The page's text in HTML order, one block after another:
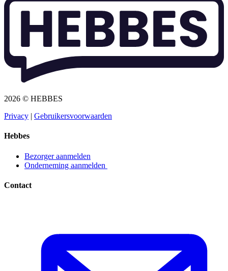
2026 © HEBBES
Privacy​​​​‌ ‍ ​‍​‍‌‍ ‌ ​‍‌‍‍‌‌‍‌ ‌‍‍‌‌‍ ‍​‍​‍​ ‍‍​‍​‍‌ ​ ‌‍​‌‌‍ ‍‌‍‍‌‌ ‌​‌ ‍‌​‍ ‍‌‍‍‌‌‍ ​‍​‍​‍ ​​‍​‍‌‍‍​‌ ​‍‌‍‌‌‌‍‌‍​‍​‍​ ‍‍​‍​‍‌‍‍​‌ ‌​‌ ‌​‌ ​​​ ‍‍​‍ ​‍ ‌‍ ​‌‍ ‌‍​ ‌‍​‌‌‍ ​‌‍‍​‌‍ ‌ ​ ‌ ‌​​ ‍‍​ ​ ​ ​ ​ ​ ​ ​ ​‍ ‌‍‍‌‌‍ ‍‌ ‌​‌‍‌‌‌‍ ‍‌ ‌​​‍ ‌‍‌‌‌‍‌​‌‍‍‌‌ ‌​​‍ ‌‍ ‌‌‍ ‌‍‌​‌‍‌‌​ ‌‌ ​​‌ ​‍‌‍‌‌‌ ​ ‌‍‌‌‌‍ ‍‌ ‌​‌‍​‌‌ ‌​‌‍‍‌‌‍ ‌‍ ‍​ ‍ ‌‍‍‌‌‍‌​​ ‌‌‍‌ ‌‍ ​‌‍ ‌‍​‍‌‍​‌‌‍ ​​ ‍ ‌ ‌​‌ ‍‌‌ ​​‌‍‌‌​ ‌‌‍‌ ‌‍ ​‌‍ ‌‍​‍‌‍​‌‌‍ ​​ ‍ ‌ ​​‌‍​‌‌ ‌​‌‍‍​​ ‌‌‍‌‍‌‍ ‌‍ ‌ ‌​‌‍‌‌‌ ​‍​‍ ‍‌‍ ​‌‍‌‌‌‍‌ ‌‍​‌‌‍ ​​‍‌‌​ ‌‌‌​​‍‌‌ ‌‍‍ ‌‍‌‌‌ ‍‌​‍‌‌​ ​ ‌​‌​​‍‌‌​ ​ ‌​‌​​‍‌‌​ ​‍​ ​‍​ ​‌​ ‍​‌‍‌‌​ ‌‍‌‍‌​‌‍‌‌‌‍‌‌​ ‌‍​ ​ ​ ‍‌​ ‌‌​ ‌​​‍‌‌​ ​‍​ ​‍​‍‌‌​ ‌‌‌​‌​​‍ ‍‌‍ ​‌‍​‌‌‍​‍‌‍‌‌‌‍ ​​ ‌‍​‍‌‍​‌‌ ​ ‌‍‌‌‌‌‌‌‌ ​‍‌‍ ​​ ‌‌‍‍​‌ ‌​‌ ‌​‌ ​​​‍‌‌​ ​ ‌​​‌​‍‌‌​ ​‍‌​‌‍​‍‌‌​ ​‍‌​‌‍‌‍ ​‌‍ ‌‍​ ‌‍​‌‌‍ ​‌‍‍​‌‍ ‌ ​ ‌ ‌​​‍‌‌​ ​ ‌​​‌​ ​ ​ ​ ​ ​ ​ ​ ​‍‌‍‌‍‍‌‌‍‌​​ ‌‌‍‌ ‌‍ ​‌‍ ‌‍​‍‌‍​‌‌‍ ​​‍‌‍‌ ‌​‌ ‍‌‌ ​​‌‍‌‌​ ‌‌‍‌ ‌‍ ​‌‍ ‌‍​‍‌‍​‌‌‍ ​​‍‌‍‌ ​​‌‍​‌‌ ‌​‌‍‍​​ ‌‌‍‌‍‌‍ ‌‍ ‌ ‌​‌‍‌‌‌ ​‍​‍ ‍‌‍ ​‌‍‌‌‌‍‌ ‌‍​‌‌‍ ​​‍‌‌​ ‌‌‌​​‍‌‌ ‌‍‍ ‌‍‌‌‌ ‍‌​‍‌‌​ ​ ‌​‌​​‍‌‌​ ​ ‌​‌​​‍‌‌​ ​‍​ ​‍​ ​‌​ ‍​‌‍‌‌​ ‌‍‌‍‌​‌‍‌‌‌‍‌‌​ ‌‍​ ​ ​ ‍‌​ ‌‌​ ‌​​‍‌‌​ ​‍​ ​‍​‍‌‌​ ‌‌‌​‌​​‍ ‍‌‍ ​‌‍​‌‌‍​‍‌‍‌‌‌‍ ​​‍‌‍‌ ​​‌‍‌‌‌ ​‍‌ ​ ‌ ​​‌‍‌‌‌‍​ ‌ ‌​‌‍‍‌‌ ‌‍‌‍‌‌​ ‌‌ ​​‌ ‌‌‌‍​‍‌‍ ​‌‍‍‌‌ ​ ‌‍‍​‌‍‌‌‌‍‌​​‍​‍‌ ‌ | Gebruikersvoorwaarden​​​​‌ ‍ ​‍​‍‌‍ ‌ ​‍‌‍‍‌‌‍‌ ‌‍‍‌‌‍ ‍​‍​‍​ ‍‍​‍​‍‌ ​ ‌‍​‌‌‍ ‍‌‍‍‌‌ ‌​‌ ‍‌​‍ ‍‌‍‍‌‌‍ ​‍​‍​‍ ​​‍​‍‌‍‍​‌ ​‍‌‍‌‌‌‍‌‍​‍​‍​ ‍‍​‍​‍‌‍‍​‌ ‌​‌ ‌​‌ ​​​ ‍‍​‍ ​‍ ‌‍ ​‌‍ ‌‍​ ‌‍​‌‌‍ ​‌‍‍​‌‍ ‌ ​ ‌ ‌​​ ‍‍​ ​ ​ ​ ​ ​ ​ ​ ​‍ ‌‍‍‌‌‍ ‍‌ ‌​‌‍‌‌‌‍ ‍‌ ‌​​‍ ‌‍‌‌‌‍‌​‌‍‍‌‌ ‌​​‍ ‌‍ ‌‌‍ ‌‍‌​‌‍‌‌​ ‌‌ ​​‌ ​‍‌‍‌‌‌ ​ ‌‍‌‌‌‍ ‍‌ ‌​‌‍​‌‌ ‌​‌‍‍‌‌‍ ‌‍ ‍​ ‍ ‌‍‍‌‌‍‌​​ ‌‌‍‌ ‌‍ ​‌‍ ‌‍​‍‌‍​‌‌‍ ​​ ‍ ‌ ‌​‌ ‍‌‌ ​​‌‍‌‌​ ‌‌‍‌ ‌‍ ​‌‍ ‌‍​‍‌‍​‌‌‍ ​​ ‍ ‌ ​​‌‍​‌‌ ‌​‌‍‍​​ ‌‌‍‌‍‌‍ ‌‍ ‌ ‌​‌‍‌‌‌ ​‍​‍ ‍‌‍ ​‌‍‌‌‌‍‌ ‌‍​‌‌‍ ​​‍‌‌​ ‌‌‌​​‍‌‌ ‌‍‍ ‌‍‌‌‌ ‍‌​‍‌‌​ ​ ‌​‌​​‍‌‌​ ​ ‌​‌​​‍‌‌​ ​‍​ ​‍​ ​​‌‍​ ‌‍‌‍​ ‌‍​ ‌​‌‍‌​​ ​ ‌‍‌‌​ ​ ​ ​‌​ ‍‌​ ​‍​‍‌‌​ ​‍​ ​‍​‍‌‌​ ‌‌‌​‌​​‍ ‍‌‍ ​‌‍​‌‌‍​‍‌‍‌‌‌‍ ​​ ‌‍​‍‌‍​‌‌ ​ ‌‍‌‌‌‌‌‌‌ ​‍‌‍ ​​ ‌‌‍‍​‌ ‌​‌ ‌​‌ ​​​‍‌‌​ ​ ‌​​‌​‍‌‌​ ​‍‌​‌‍​‍‌‌​ ​‍‌​‌‍‌‍ ​‌‍ ‌‍​ ‌‍​‌‌‍ ​‌‍‍​‌‍ ‌ ​ ‌ ‌​​‍‌‌​ ​ ‌​​‌​ ​ ​ ​ ​ ​ ​ ​ ​‍‌‍‌‍‍‌‌‍‌​​ ‌‌‍‌ ‌‍ ​‌‍ ‌‍​‍‌‍​‌‌‍ ​​‍‌‍‌ ‌​‌ ‍‌‌ ​​‌‍‌‌​ ‌‌‍‌ ‌‍ ​‌‍ ‌‍​‍‌‍​‌‌‍ ​​‍‌‍‌ ​​‌‍​‌‌ ‌​‌‍‍​​ ‌‌‍‌‍‌‍ ‌‍ ‌ ‌​‌‍‌‌‌ ​‍​‍ ‍‌‍ ​‌‍‌‌‌‍‌ ‌‍​‌‌‍ ​​‍‌‌​ ‌‌‌​​‍‌‌ ‌‍‍ ‌‍‌‌‌ ‍‌​‍‌‌​ ​ ‌​‌​​‍‌‌​ ​ ‌​‌​​‍‌‌​ ​‍​ ​‍​ ​​‌‍​ ‌‍‌‍​ ‌‍​ ‌​‌‍‌​​ ​ ‌‍‌‌​ ​ ​ ​‌​ ‍‌​ ​‍​‍‌‌​ ​‍​ ​‍​‍‌‌​ ‌‌‌​‌​​‍ ‍‌‍ ​‌‍​‌‌‍​‍‌‍‌‌‌‍ ​​‍‌‍‌ ​​‌‍‌‌‌ ​‍‌ ​ ‌ ​​‌‍‌‌‌‍​ ‌ ‌​‌‍‍‌‌ ‌‍‌‍‌‌​ ‌‌ ​​‌ ‌‌‌‍​‍‌‍ ​‌‍‍‌‌ ​ ‌‍‍​‌‍‌‌‌‍‌​​‍​‍‌ ‌
Hebbes
Bezorger aanmelden​​​​‌ ‍ ​‍​‍‌‍ ‌ ​‍‌‍‍‌‌‍‌ ‌‍‍‌‌‍ ‍​‍​‍​ ‍‍​‍​‍‌ ​ ‌‍​‌‌‍ ‍‌‍‍‌‌ ‌​‌ ‍‌​‍ ‍‌‍‍‌‌‍ ​‍​‍​‍ ​​‍​‍‌‍‍​‌ ​‍‌‍‌‌‌‍‌‍​‍​‍​ ‍‍​‍​‍‌‍‍​‌ ‌​‌ ‌​‌ ​​​ ‍‍​‍ ​‍ ‌‍ ​‌‍ ‌‍​ ‌‍​‌‌‍ ​‌‍‍​‌‍ ‌ ​ ‌ ‌​​ ‍‍​ ​ ​ ​ ​ ​ ​ ​ ​‍ ‌‍‍‌‌‍ ‍‌ ‌​‌‍‌‌‌‍ ‍‌ ‌​​‍ ‌‍‌‌‌‍‌​‌‍‍‌‌ ‌​​‍ ‌‍ ‌‌‍ ‌‍‌​‌‍‌‌​ ‌‌ ​​‌ ​‍‌‍‌‌‌ ​ ‌‍‌‌‌‍ ‍‌ ‌​‌‍​‌‌ ‌​‌‍‍‌‌‍ ‌‍ ‍​ ‍ ‌‍‍‌‌‍‌​​ ‌‌‍‌ ‌‍ ​‌‍ ‌‍​‍‌‍​‌‌‍ ​​ ‍ ‌ ‌​‌ ‍‌‌ ​​‌‍‌‌​ ‌‌‍‌ ‌‍ ​‌‍ ‌‍​‍‌‍​‌‌‍ ​​ ‍ ‌ ​​‌‍​‌‌ ‌​‌‍‍​​ ‌‌‍‌‍‌‍ ‌‍ ‌ ‌​‌‍‌‌‌ ​‍​‍ ‍‌ ​​‌‍​‌‌‍‌ ‌‍‌‌‌ ​ ​‍‌‌​ ‌‌‌​​‍‌‌ ‌‍‍ ‌‍‌‌‌ ‍‌​‍‌‌​ ​ ‌​‌​​‍‌‌​ ​ ‌​‌​​‍‌‌​ ​‍​ ​‍​ ‌ ​ ​‌‌‍​‍‌‍​ ​ ‌‌​ ‌ ​ ​‌​ ​‍​ ‌​​ ​​‌‍‌‌​ ‍‌​‍‌‌​ ​‍​ ​‍​‍‌‌​ ‌‌‌​‌​​‍ ‍‌‍ ​‌‍​‌‌‍​‍‌‍‌‌‌‍ ​​ ‌‍​‍‌‍​‌‌ ​ ‌‍‌‌‌‌‌‌‌ ​‍‌‍ ​​ ‌‌‍‍​‌ ‌​‌ ‌​‌ ​​​‍‌‌​ ​ ‌​​‌​‍‌‌​ ​‍‌​‌‍​‍‌‌​ ​‍‌​‌‍‌‍ ​‌‍ ‌‍​ ‌‍​‌‌‍ ​‌‍‍​‌‍ ‌ ​ ‌ ‌​​‍‌‌​ ​ ‌​​‌​ ​ ​ ​ ​ ​ ​ ​ ​‍‌‍‌‍‍‌‌‍‌​​ ‌‌‍‌ ‌‍ ​‌‍ ‌‍​‍‌‍​‌‌‍ ​​‍‌‍‌ ‌​‌ ‍‌‌ ​​‌‍‌‌​ ‌‌‍‌ ‌‍ ​‌‍ ‌‍​‍‌‍​‌‌‍ ​​‍‌‍‌ ​​‌‍​‌‌ ‌​‌‍‍​​ ‌‌‍‌‍‌‍ ‌‍ ‌ ‌​‌‍‌‌‌ ​‍​‍ ‍‌ ​​‌‍​‌‌‍‌ ‌‍‌‌‌ ​ ​‍‌‌​ ‌‌‌​​‍‌‌ ‌‍‍ ‌‍‌‌‌ ‍‌​‍‌‌​ ​ ‌​‌​​‍‌‌​ ​ ‌​‌​​‍‌‌​ ​‍​ ​‍​ ‌ ​ ​‌‌‍​‍‌‍​ ​ ‌‌​ ‌ ​ ​‌​ ​‍​ ‌​​ ​​‌‍‌‌​ ‍‌​‍‌‌​ ​‍​ ​‍​‍‌‌​ ‌‌‌​‌​​‍ ‍‌‍ ​‌‍​‌‌‍​‍‌‍‌‌‌‍ ​​‍‌‍‌ ​​‌‍‌‌‌ ​‍‌ ​ ‌ ​​‌‍‌‌‌‍​ ‌ ‌​‌‍‍‌‌ ‌‍‌‍‌‌​ ‌‌ ​​‌ ‌‌‌‍​‍‌‍ ​‌‍‍‌‌ ​ ‌‍‍​‌‍‌‌‌‍‌​​‍​‍‌ ‌
Onderneming aanmelden ​​​​‌ ‍ ​‍​‍‌‍ ‌ ​‍‌‍‍‌‌‍‌ ‌‍‍‌‌‍ ‍​‍​‍​ ‍‍​‍​‍‌ ​ ‌‍​‌‌‍ ‍‌‍‍‌‌ ‌​‌ ‍‌​‍ ‍‌‍‍‌‌‍ ​‍​‍​‍ ​​‍​‍‌‍‍​‌ ​‍‌‍‌‌‌‍‌‍​‍​‍​ ‍‍​‍​‍‌‍‍​‌ ‌​‌ ‌​‌ ​​​ ‍‍​‍ ​‍ ‌‍ ​‌‍ ‌‍​ ‌‍​‌‌‍ ​‌‍‍​‌‍ ‌ ​ ‌ ‌​​ ‍‍​ ​ ​ ​ ​ ​ ​ ​ ​‍ ‌‍‍‌‌‍ ‍‌ ‌​‌‍‌‌‌‍ ‍‌ ‌​​‍ ‌‍‌‌‌‍‌​‌‍‍‌‌ ‌​​‍ ‌‍ ‌‌‍ ‌‍‌​‌‍‌‌​ ‌‌ ​​‌ ​‍‌‍‌‌‌ ​ ‌‍‌‌‌‍ ‍‌ ‌​‌‍​‌‌ ‌​‌‍‍‌‌‍ ‌‍ ‍​ ‍ ‌‍‍‌‌‍‌​​ ‌‌‍‌ ‌‍ ​‌‍ ‌‍​‍‌‍​‌‌‍ ​​ ‍ ‌ ‌​‌ ‍‌‌ ​​‌‍‌‌​ ‌‌‍‌ ‌‍ ​‌‍ ‌‍​‍‌‍​‌‌‍ ​​ ‍ ‌ ​​‌‍​‌‌ ‌​‌‍‍​​ ‌‌‍‌‍‌‍ ‌‍ ‌ ‌​‌‍‌‌‌ ​‍​‍ ‍‌ ​​‌‍​‌‌‍‌ ‌‍‌‌‌ ​ ​‍‌‌​ ‌‌‌​​‍‌‌ ‌‍‍ ‌‍‌‌‌ ‍‌​‍‌‌​ ​ ‌​‌​​‍‌‌​ ​ ‌​‌​​‍‌‌​ ​‍​ ​‍​ ‌ ​ ‌ ​ ‍‌​ ​ ​ ​‌‌‍​ ‌‍​‌​ ‌‍​ ​‌‌‍​‍​ ‌‍‌‍​ ​‍‌‌​ ​‍​ ​‍​‍‌‌​ ‌‌‌​‌​​‍ ‍‌‍ ​‌‍​‌‌‍​‍‌‍‌‌‌‍ ​​ ‌‍​‍‌‍​‌‌ ​ ‌‍‌‌‌‌‌‌‌ ​‍‌‍ ​​ ‌‌‍‍​‌ ‌​‌ ‌​‌ ​​​‍‌‌​ ​ ‌​​‌​‍‌‌​ ​‍‌​‌‍​‍‌‌​ ​‍‌​‌‍‌‍ ​‌‍ ‌‍​ ‌‍​‌‌‍ ​‌‍‍​‌‍ ‌ ​ ‌ ‌​​‍‌‌​ ​ ‌​​‌​ ​ ​ ​ ​ ​ ​ ​ ​‍‌‍‌‍‍‌‌‍‌​​ ‌‌‍‌ ‌‍ ​‌‍ ‌‍​‍‌‍​‌‌‍ ​​‍‌‍‌ ‌​‌ ‍‌‌ ​​‌‍‌‌​ ‌‌‍‌ ‌‍ ​‌‍ ‌‍​‍‌‍​‌‌‍ ​​‍‌‍‌ ​​‌‍​‌‌ ‌​‌‍‍​​ ‌‌‍‌‍‌‍ ‌‍ ‌ ‌​‌‍‌‌‌ ​‍​‍ ‍‌ ​​‌‍​‌‌‍‌ ‌‍‌‌‌ ​ ​‍‌‌​ ‌‌‌​​‍‌‌ ‌‍‍ ‌‍‌‌‌ ‍‌​‍‌‌​ ​ ‌​‌​​‍‌‌​ ​ ‌​‌​​‍‌‌​ ​‍​ ​‍​ ‌ ​ ‌ ​ ‍‌​ ​ ​ ​‌‌‍​ ‌‍​‌​ ‌‍​ ​‌‌‍​‍​ ‌‍‌‍​ ​‍‌‌​ ​‍​ ​‍​‍‌‌​ ‌‌‌​‌​​‍ ‍‌‍ ​‌‍​‌‌‍​‍‌‍‌‌‌‍ ​​‍‌‍‌ ​​‌‍‌‌‌ ​‍‌ ​ ‌ ​​‌‍‌‌‌‍​ ‌ ‌​‌‍‍‌‌ ‌‍‌‍‌‌​ ‌‌ ​​‌ ‌‌‌‍​‍‌‍ ​‌‍‍‌‌ ​ ‌‍‍​‌‍‌‌‌‍‌​​‍​‍‌ ‌
Contact